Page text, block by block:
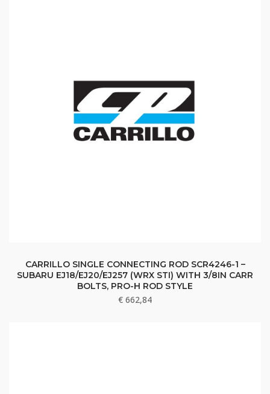
CARRILLO SINGLE CONNECTING ROD SCR4246-1 –
SUBARU EJ18/EJ20/EJ257 (WRX STI) WITH 3/8IN CARR
BOLTS, PRO-H ROD STYLE
€ 662,84